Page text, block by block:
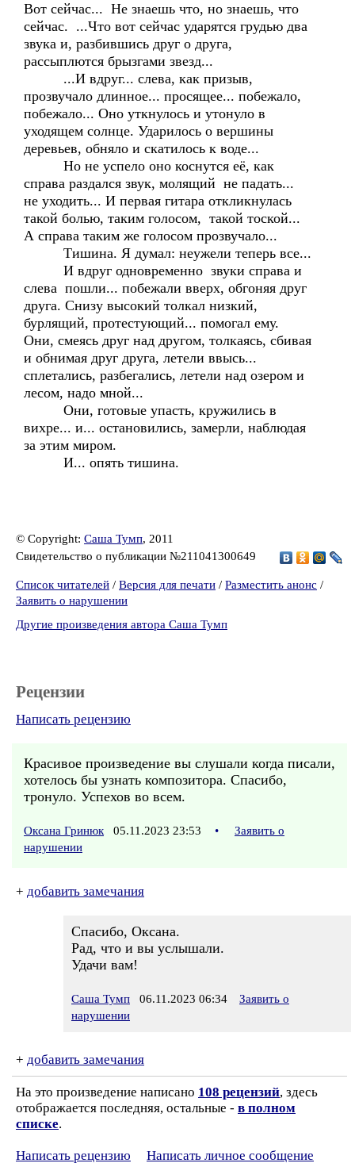
Вот сейчас... Не знаешь что, но знаешь, что
сейчас. ...Что вот сейчас ударятся грудью два
звука и, разбившись друг о друга,
рассыплются брызгами звезд...
...И вдруг... слева, как призыв,
прозвучало длинное... просящее... побежало,
побежало... Оно уткнулось и утонуло в
уходящем солнце. Ударилось о вершины
деревьев, обняло и скатилось к воде...
Но не успело оно коснутся её, как
справа раздался звук, молящий не падать...
не уходить... И первая гитара откликнулась
такой болью, таким голосом, такой тоской...
А справа таким же голосом прозвучало...
Тишина. Я думал: неужели теперь все...
И вдруг одновременно звуки справа и
слева пошли... побежали вверх, обгоняя друг
друга. Снизу высокий толкал низкий,
бурлящий, протестующий... помогал ему.
Они, смеясь друг над другом, толкаясь, сбивая
и обнимая друг друга, летели ввысь...
сплетались, разбегались, летели над озером и
лесом, надо мной...
Они, готовые упасть, кружились в
вихре... и... остановились, замерли, наблюдая
за этим миром.
И... опять тишина.
© Copyright: Саша Тумп, 2011
Свидетельство о публикации №211041300649
Список читателей / Версия для печати / Разместить анонс /
Заявить о нарушении
Другие произведения автора Саша Тумп
Рецензии
Написать рецензию
Красивое произведение вы слушали когда писали,
хотелось бы узнать композитора. Спасибо,
тронуло. Успехов во всем.
Оксана Гринюк 05.11.2023 23:53 •
Заявить о
нарушении
+ добавить замечания
Спасибо, Оксана.
Рад, что и вы услышали.
Удачи вам!
Саша Тумп 06.11.2023 06:34
Заявить о
нарушении
+ добавить замечания
На это произведение написано 108 рецензий, здесь
отображается последняя, остальные - в полном
списке.
Написать рецензию
Написать личное сообщение